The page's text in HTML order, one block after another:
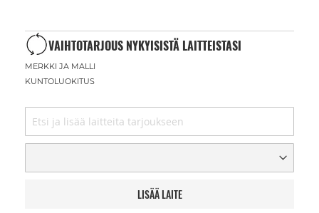
VAIHTOTARJOUS NYKYISISTÄ LAITTEISTASI
MERKKI JA MALLI
KUNTOLUOKITUS
LISÄÄ LAITE